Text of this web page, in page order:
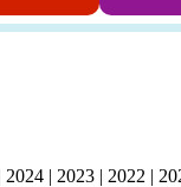
2024 | 2023 | 2022 |